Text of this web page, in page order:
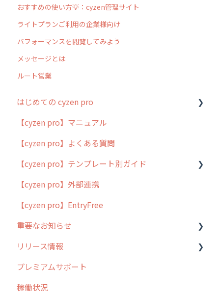
おすすめの使い方💡：cyzen管理サイト
ライトプランご利用の企業様向け
パフォーマンスを閲覧してみよう
メッセージとは
ルート営業
はじめての cyzen pro
cyzen pro とは？
簡易マニュアル
cyzen proの位置情報取得について
用語集
よくある質問
【cyzen pro】マニュアル
【cyzen pro】よくある質問
【cyzen pro】テンプレート別ガイド
ポスティング
ラウンダー
メンテナンス
外廻り営業
清掃
不動産
【cyzen pro】外部連携
【cyzen pro】EntryFree
重要なお知らせ
過去の重要なお知らせ
障害情報
リリース情報
リリース
2026年のリリース情報
プレミアムサポート
稼働状況